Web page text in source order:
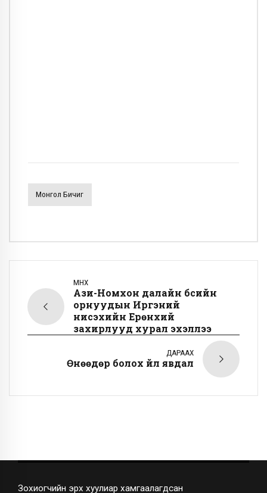
Монгол Бичиг
ӨМНӨХ
Ази-Номхон далайн бүсийн
орнуудын Иргэний
нисэхийн Ерөнхий
захирлууд хурал эхэллээ
ДАРААХ
Өнөөдөр болох үйл явдал
Зохиогчийн эрх хуулиар хамгаалагдсан